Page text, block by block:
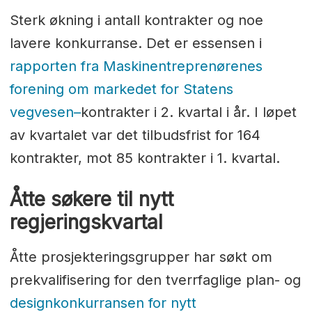
Sterk økning i antall kontrakter og noe
lavere konkurranse. Det er essensen i
rapporten fra Maskinentreprenørenes
forening om markedet for Statens
vegvesen–kontrakter i 2. kvartal i år. I løpet
av kvartalet var det tilbudsfrist for 164
kontrakter, mot 85 kontrakter i 1. kvartal.
Åtte søkere til nytt
regjeringskvartal
Åtte prosjekteringsgrupper har søkt om
prekvalifisering for den tverrfaglige plan- og
designkonkurransen for nytt